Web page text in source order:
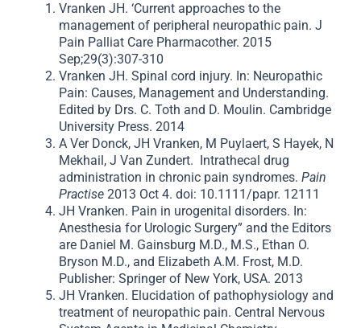
Vranken JH. ‘Current approaches to the
management of peripheral neuropathic pain. J
Pain Palliat Care Pharmacother. 2015
Sep;29(3):307-310
Vranken JH. Spinal cord injury. In: Neuropathic
Pain: Causes, Management and Understanding.
Edited by Drs. C. Toth and D. Moulin. Cambridge
University Press. 2014
A Ver Donck, JH Vranken, M Puylaert, S Hayek, N
Mekhail, J Van Zundert. Intrathecal drug
administration in chronic pain syndromes. Pain
Practise 2013 Oct 4. doi: 10.1111/papr. 12111
JH Vranken. Pain in urogenital disorders. In:
Anesthesia for Urologic Surgery” and the Editors
are Daniel M. Gainsburg M.D., M.S., Ethan O.
Bryson M.D., and Elizabeth A.M. Frost, M.D.
Publisher: Springer of New York, USA. 2013
JH Vranken. Elucidation of pathophysiology and
treatment of neuropathic pain. Central Nervous